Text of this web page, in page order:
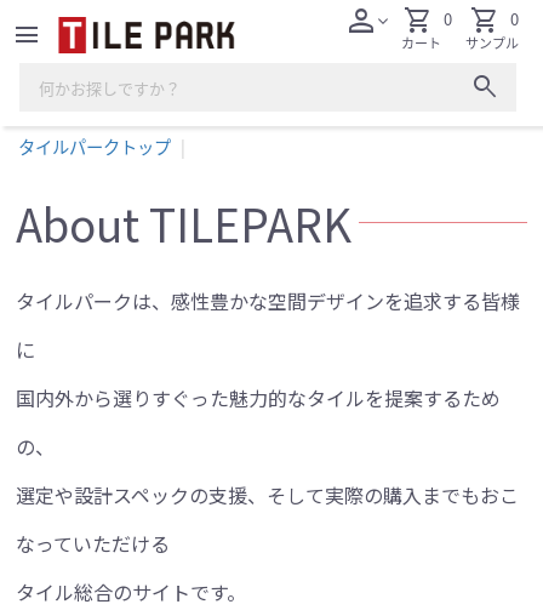
menu
search
personexpand_more shopping_cart
カート
0 shopping_cart
サンプル
0
タイルパークトップ
About TILEPARK
タイルパークは、 感性豊かな空間デザインを追求する皆様
に
国内外から選りすぐった魅力的なタイルを提案するため
の、
選定や設計スペックの支援、そして実際の購入までもおこ
なっていただける
タイル総合のサイトです。